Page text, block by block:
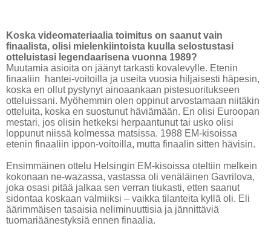
Koska videomateriaalia toimitus on saanut vain
finaalista, olisi mielenkiintoista kuulla selostustasi
otteluistasi legendaarisena vuonna 1989?
Muutamia asioita on jäänyt tarkasti kovalevylle. Etenin
finaaliin hantei-voitoilla ja useita vuosia hiljaisesti häpesin,
koska en ollut pystynyt ainoaankaan pistesuoritukseen
otteluissani. Myöhemmin olen oppinut arvostamaan niitäkin
otteluita, koska en suostunut häviämään. En olisi Euroopan
mestari, jos olisin hetkeksi herpaantunut tai usko olisi
loppunut niissä kolmessa matsissa. 1988 EM-kisoissa
etenin finaaliin ippon-voitoilla, mutta finaalin sitten hävisin.
Ensimmäinen ottelu Helsingin EM-kisoissa oteltiin melkein
kokonaan ne-wazassa, vastassa oli venäläinen Gavrilova,
joka osasi pitää jalkaa sen verran tiukasti, etten saanut
sidontaa koskaan valmiiksi – vaikka tilanteita kyllä oli. Eli
äärimmäisen tasaisia neliminuuttisia ja jännittäviä
tuomariäänestyksiä ennen finaalia.